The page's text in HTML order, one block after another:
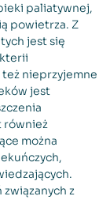
paliatywnej,
powietrza. Z
jest się
nieprzyjemne
jest
również
można
związanych z